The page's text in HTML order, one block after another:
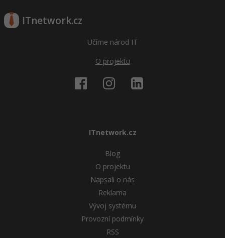
ITnetwork.cz
Učíme národ IT
O projektu
ITnetwork.cz
Blog
O projektu
Napsali o nás
Reklama
Vývoj systému
Provozní podmínky
RSS